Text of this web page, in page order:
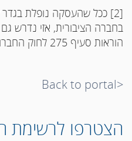
[2] ככל שהעסקה נופלת
בחברה הציבורית, אזי נדרש
הוראות סעיף 275 לחוק החברות.
<Back to portal
הצטרפו לרשימת